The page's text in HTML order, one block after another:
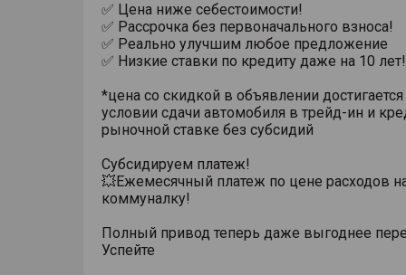
✅ Цена ниже себестоимости!
✅ Рассрочка без первоначального взноса!
✅ Реально улучшим любое предложение
✅ Низкие ставки по кредиту даже на 10 лет!
*цена со скидкой в объявлении
условии сдачи автомобиля в трейд-ин и
рыночной ставке без субсидий
Субсидируем платеж!
💥Ежемесячный платеж по цене расходов
коммуналку!
Полный привод теперь даже выгоднее
Успейте